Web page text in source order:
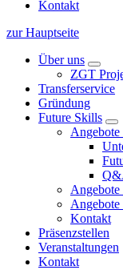
Kontakt
zur Hauptseite
Über uns
ZGT
Transferservice
Gründung
Future Skills
Kontakt
Präsenzstellen
Veranstaltungen
Kontakt